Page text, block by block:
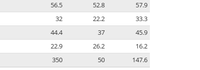
56.5 52.8
57.9
32 22.2
33.3
44.4 37
45.9
22.9 26.2
16.2
350 50 147.6